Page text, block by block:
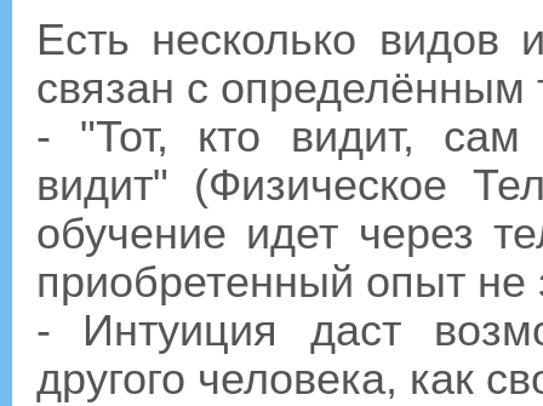
Есть несколько видов
связан с определённым
- "Тот, кто видит, сам
видит" (Физическое
обучение идет через
приобретенный опыт не
- Интуиция даст
другого человека, как